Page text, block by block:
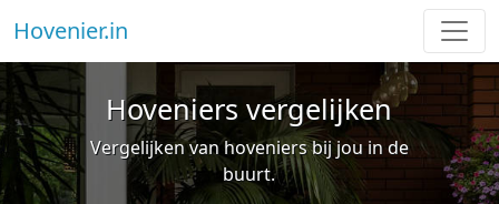
Hovenier.in
Hoveniers vergelijken
Vergelijken van hoveniers bij jou in de
buurt.